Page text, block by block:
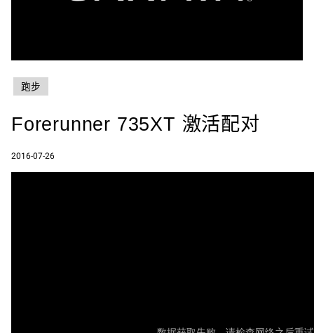
跑步
Forerunner 735XT 激活配对
2016-07-26